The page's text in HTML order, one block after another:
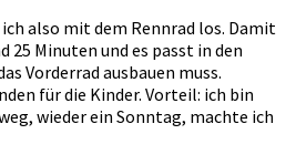
also mit dem Rennrad los. Damit
25 Minuten und es passt in den
Vorderrad ausbauen muss.
für die Kinder. Vorteil: ich bin
wieder ein Sonntag, machte ich